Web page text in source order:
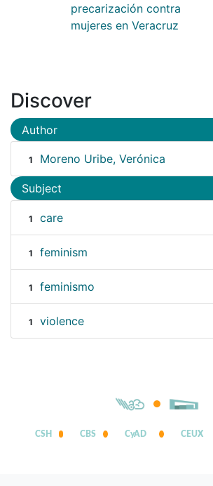
precarización contra
mujeres en Veracruz
Discover
Author
1 Moreno Uribe, Verónica
Subject
1 care
1 feminism
1 feminismo
1 violence
CSH CBS CyAD CEUX